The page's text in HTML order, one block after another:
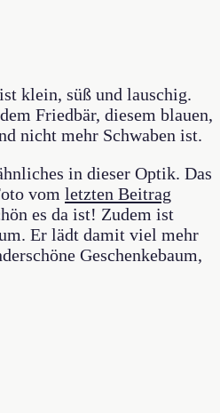
klein, süß und lauschig.
Friedbär, diesem blauen,
nicht mehr Schwaben ist.
in dieser Optik. Das
vom letzten Beitrag
es da ist! Zudem ist
Er lädt damit viel mehr
Geschenkebaum,